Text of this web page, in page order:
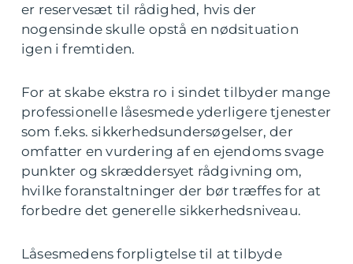
er reservesæt til rådighed, hvis der
nogensinde skulle opstå en nødsituation
igen i fremtiden.
For at skabe ekstra ro i sindet tilbyder mange
professionelle låsesmede yderligere tjenester
som f.eks. sikkerhedsundersøgelser, der
omfatter en vurdering af en ejendoms svage
punkter og skræddersyet rådgivning om,
hvilke foranstaltninger der bør træffes for at
forbedre det generelle sikkerhedsniveau.
Låsesmedens forpligtelse til at tilbyde